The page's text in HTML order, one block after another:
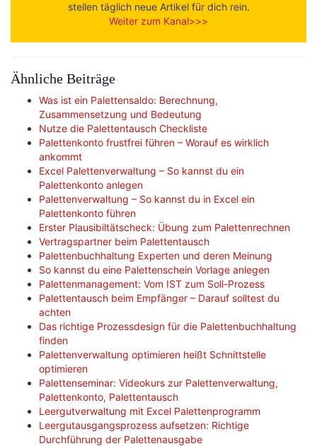
stellen täglich neue Artikel für dich rein.
Weiter zum Kanal>>>
Ähnliche Beiträge
Was ist ein Palettensaldo: Berechnung,
Zusammensetzung und Bedeutung
Nutze die Palettentausch Checkliste
Palettenkonto frustfrei führen – Worauf es wirklich
ankommt
Excel Palettenverwaltung – So kannst du ein
Palettenkonto anlegen
Palettenverwaltung – So kannst du in Excel ein
Palettenkonto führen
Erster Plausibiltätscheck: Übung zum Palettenrechnen
Vertragspartner beim Palettentausch
Palettenbuchhaltung Experten und deren Meinung
So kannst du eine Palettenschein Vorlage anlegen
Palettenmanagement: Vom IST zum Soll-Prozess
Palettentausch beim Empfänger – Darauf solltest du
achten
Das richtige Prozessdesign für die Palettenbuchhaltung
finden
Palettenverwaltung optimieren heißt Schnittstelle
optimieren
Palettenseminar: Videokurs zur Palettenverwaltung,
Palettenkonto, Palettentausch
Leergutverwaltung mit Excel Palettenprogramm
Leergutausgangsprozess aufsetzen: Richtige
Durchführung der Palettenausgabe